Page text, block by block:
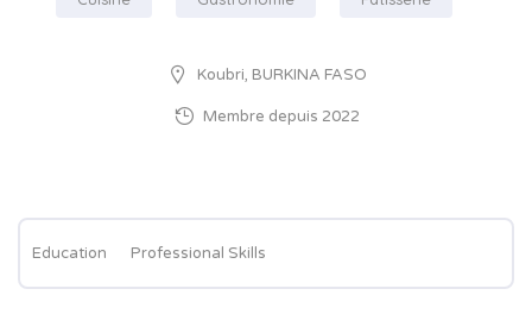
Koubri, BURKINA FASO
Membre depuis 2022
Education Professional Skills